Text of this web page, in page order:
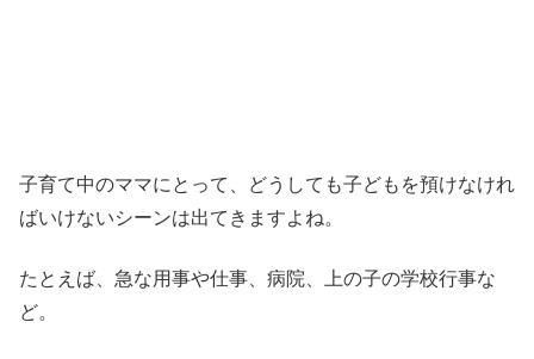
子育て中のママにとって、どうしても子どもを預けなけれ
ばいけないシーンは出てきますよね。
たとえば、急な用事や仕事、病院、上の子の学校行事な
ど。